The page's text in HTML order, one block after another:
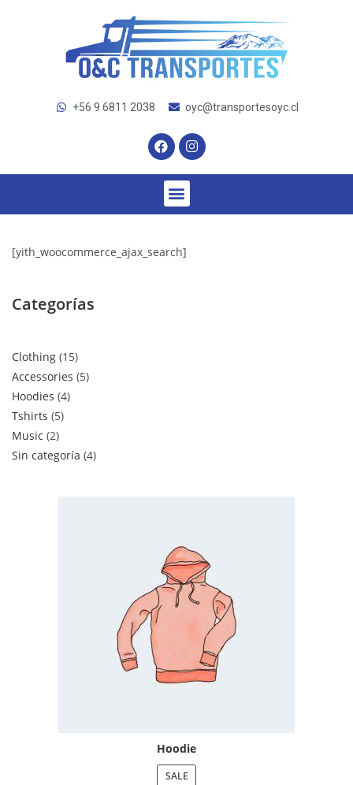
+56 9 6811 2038 oyc@transportesoyc.cl
[yith_woocommerce_ajax_search]
Categorías
Clothing 15
Accessories 5
Hoodies 4
Tshirts 5
Music 2
Sin categoría 4
Hoodie
SALE